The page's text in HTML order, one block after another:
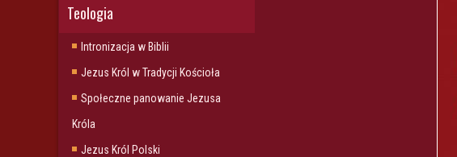
Teologia
Intronizacja w Biblii
Jezus Król w Tradycji Kościoła
Społeczne panowanie Jezusa
Króla
Jezus Król Polski